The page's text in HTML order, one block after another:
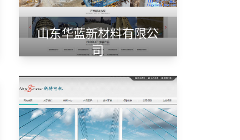
山东华蓝新材料有限公
司